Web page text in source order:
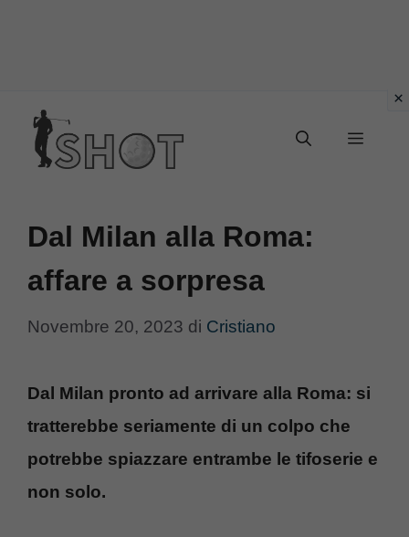
contenuto
Menu
Dal Milan alla Roma:
affare a sorpresa
Novembre 20, 2023 di Cristiano
Dal Milan pronto ad arrivare alla Roma: si
tratterebbe seriamente di un colpo che
potrebbe spiazzare entrambe le tifoserie e
non solo.